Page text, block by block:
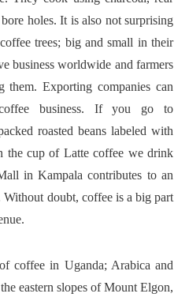
holes. It is also not surprising
trees; big and small in their
business worldwide and farmers
them. Exporting companies can
business. If you go to
roasted beans labeled with
the cup of Latte coffee we drink
in Kampala contributes to an
Without doubt, coffee is a big part
coffee in Uganda; Arabica and
eastern slopes of Mount Elgon,